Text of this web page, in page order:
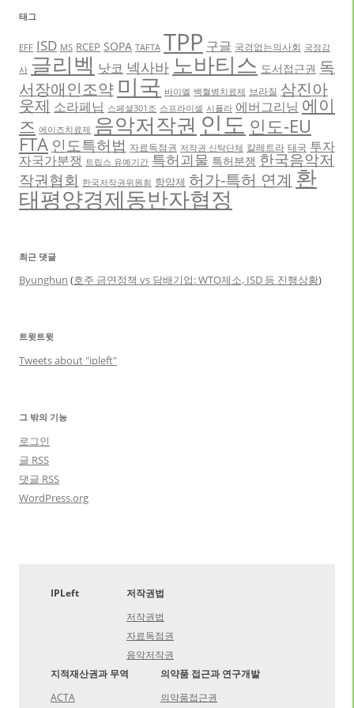
태그
EFF ISD MS RCEP SOPA TAFTA TPP 구글 국경없는의사회 국정감
사 글리벡 낫코 넥사바 노바티스 도서접근권 독
서장애인조약 미국 바이엘 백혈병치료제 브라질 삼진아
웃제 소라페닙 스페셜301조 스프라이셀 시플라 에버그리닝 에이
즈 에이즈치료제 음악저작권 인도 인도-EU
FTA 인도특허법 자료독점권 저작권 신탁단체 칼레트라 태국 투자
자국가분쟁 트립스 유예기간 특허괴물 특허분쟁 한국음악저
작권협회 한국저작권위원회 항암제 허가-특허 연계 환
태평양경제동반자협정
최근 댓글
Byunghun (호주 금연정책 vs 담배기업: WTO제소, ISD 등 진행상황)
트윗트윗
Tweets about "ipleft"
그 밖의 기능
로그인
글 RSS
댓글 RSS
WordPress.org
IPLeft
저작권법
저작권법
자료독점권
음악저작권
지적재산권과 무역
ACTA
의약품 접근과 연구개발
의약품접근권